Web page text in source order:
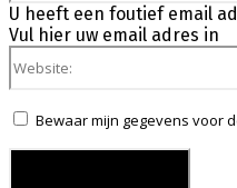
U heeft een foutief email
Vul hier uw email adres in
Bewaar mijn gegevens voor